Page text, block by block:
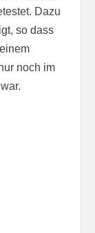
Dazu
so dass
noch im